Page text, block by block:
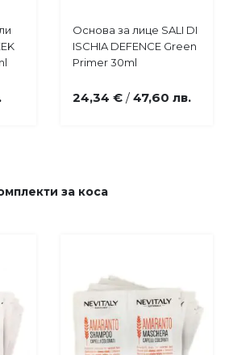
Добави
в
Купи
Основа за лице SALI DI
ISCHIA DEFENCE Green
Primer 30ml
24,34 € / 47,60 лв.
за коса